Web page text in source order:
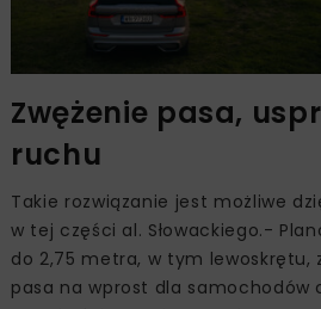
Zwężenie pasa,
ruchu
Takie rozwiązanie jest możliwe
w tej części al. Słowackiego.-
do 2,75 metra, w tym lewoskrętu,
pasa na wprost dla samochodów